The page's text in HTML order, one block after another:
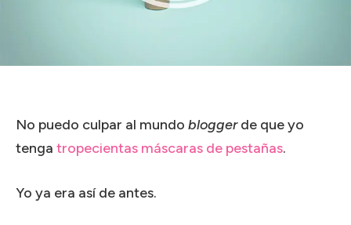
No puedo culpar al mundo bloggerde que yo
tenga tropecientas máscaras de pestañas.
Yo ya era así de antes.